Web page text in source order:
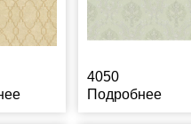
4050
Подробнее